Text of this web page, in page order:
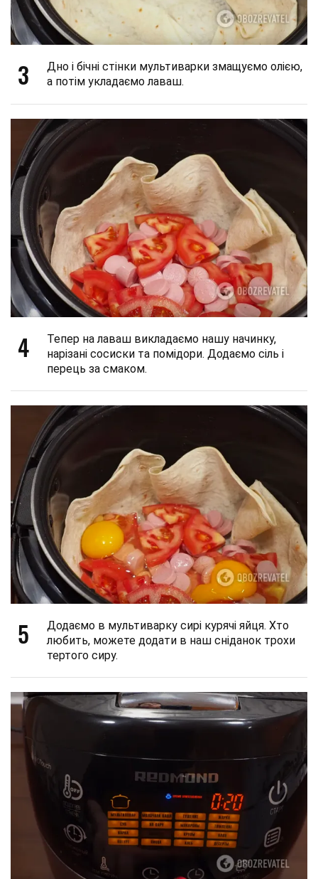
3
Дно і бічні стінки мультиварки змащуємо олією,
а потім укладаємо лаваш.
4
Тепер на лаваш викладаємо нашу начинку,
нарізані сосиски та помідори. Додаємо сіль і
перець за смаком.
5
Додаємо в мультиварку сирі курячі яйця. Хто
любить, можете додати в наш сніданок трохи
тертого сиру.